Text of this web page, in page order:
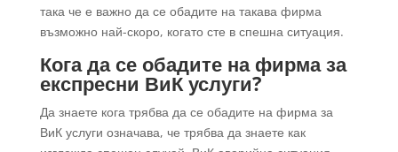
така че е важно да се обадите на такава фирма
възможно най-скоро, когато сте в спешна ситуация.
Кога да се обадите на фирма за
експресни ВиК услуги?
Да знаете кога трябва да се обадите на фирма за
ВиК услуги означава, че трябва да знаете как